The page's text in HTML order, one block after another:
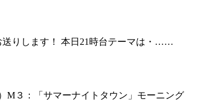
送りします！ 本日21時台テーマは・……
M３：「サマーナイトタウン」モーニング